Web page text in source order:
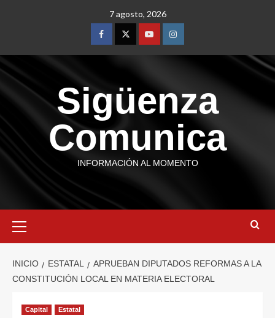
7 agosto, 2026
Sigüenza
Comunica
INFORMACIÓN AL MOMENTO
INICIO ESTATAL
APRUEBAN DIPUTADOS REFORMAS A LA
CONSTITUCIÓN LOCAL EN MATERIA ELECTORAL
Capital Estatal